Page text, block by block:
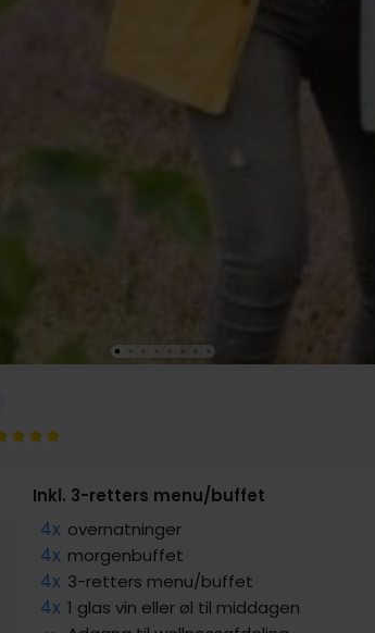
Inkl. 3-retters menu/buffet
4x overnatninger
4x morgenbuffet
4x 3-retters menu/buffet
4x 1 glas vin eller øl til middagen